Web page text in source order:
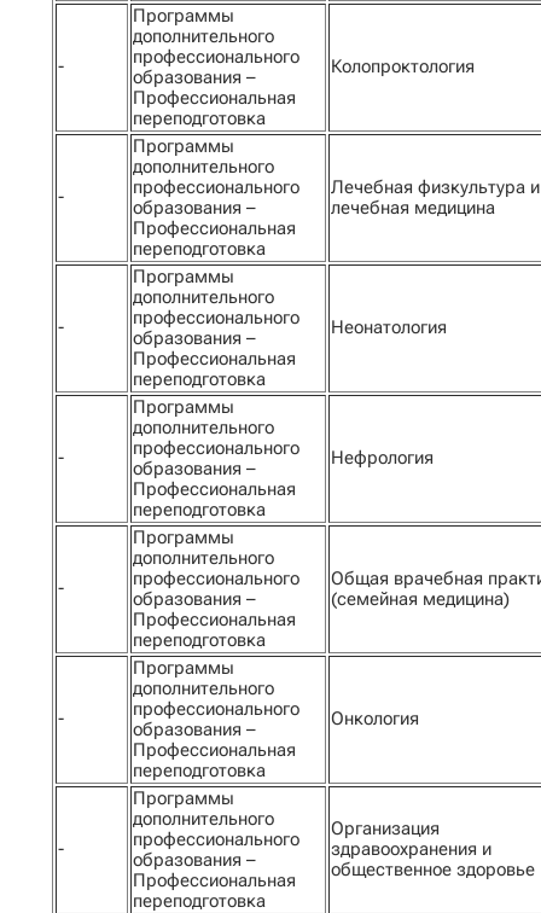
-
Программы
дополнительного
профессионального
образования –
Профессиональная
переподготовка
Колопроктология
-
Программы
дополнительного
профессионального
образования –
Профессиональная
переподготовка
Лечебная физкультура и
лечебная медицина
-
Программы
дополнительного
профессионального
образования –
Профессиональная
переподготовка
Неонатология
-
Программы
дополнительного
профессионального
образования –
Профессиональная
переподготовка
Нефрология
-
Программы
дополнительного
профессионального
образования –
Профессиональная
переподготовка
Общая врачебная
(семейная медицина)
-
Программы
дополнительного
профессионального
образования –
Профессиональная
переподготовка
Онкология
-
Программы
дополнительного
профессионального
образования –
Профессиональная
переподготовка
Организация
здравоохранения и
общественное здоровье